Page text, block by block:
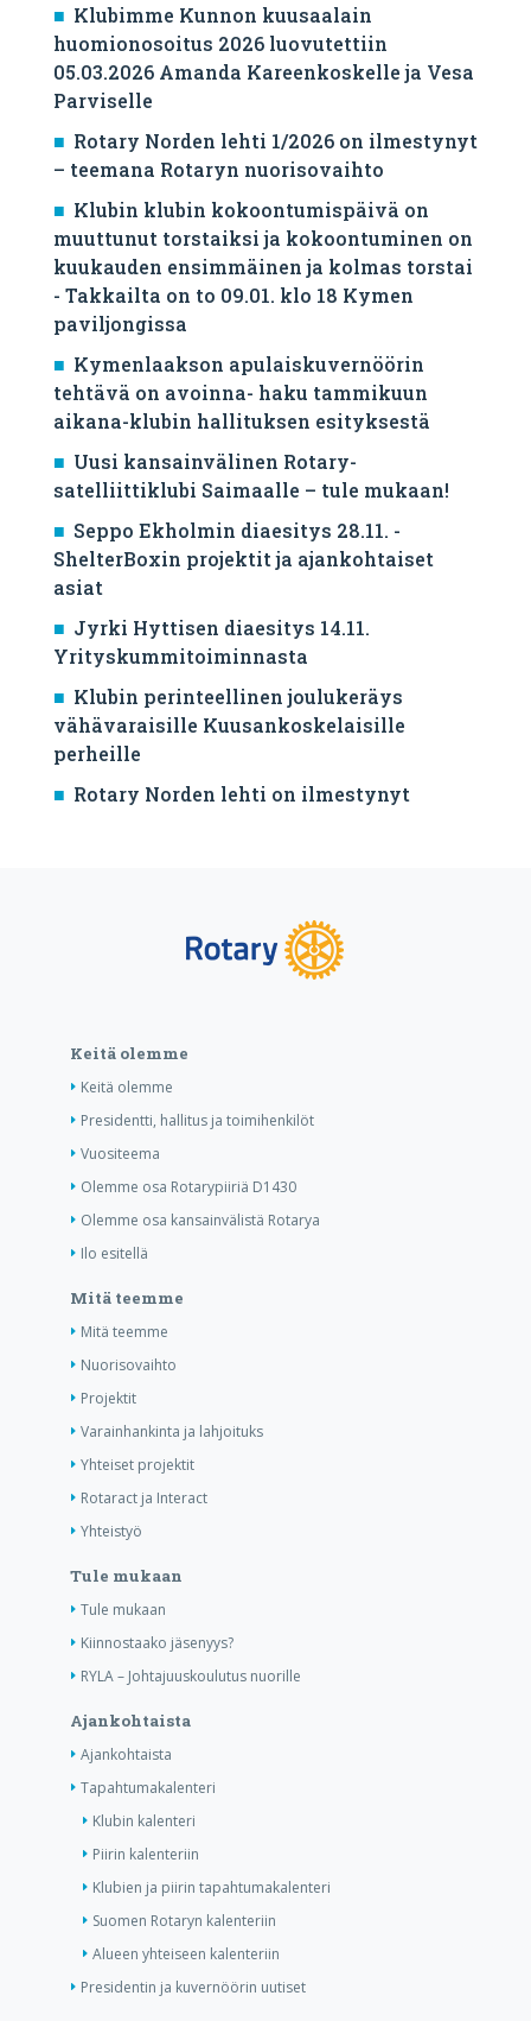
Klubimme Kunnon kuusaalain
huomionosoitus 2026 luovutettiin
05.03.2026 Amanda Kareenkoskelle ja Vesa
Parviselle
​Rotary Norden lehti 1/2026 on ilmestynyt
– teemana Rotaryn nuorisovaihto
Klubin klubin kokoontumispäivä on
muuttunut torstaiksi ja kokoontuminen on
kuukauden ensimmäinen ja kolmas torstai
- Takkailta on to 09.01. klo 18 Kymen
paviljongissa
Kymenlaakson apulaiskuvernöörin
tehtävä on avoinna- haku tammikuun
aikana-klubin hallituksen esityksestä
Uusi kansainvälinen Rotary-
satelliittiklubi Saimaalle – tule mukaan!
Seppo Ekholmin diaesitys 28.11. -
ShelterBoxin projektit ja ajankohtaiset
asiat
Jyrki Hyttisen diaesitys 14.11.
Yrityskummitoiminnasta
Klubin perinteellinen joulukeräys
vähävaraisille Kuusankoskelaisille
perheille
Rotary Norden lehti on ilmestynyt
Keitä olemme
Keitä olemme
Presidentti, hallitus ja toimihenkilöt
Vuositeema
Olemme osa Rotarypiiriä D1430
Olemme osa kansainvälistä Rotarya
Ilo esitellä
Mitä teemme
Mitä teemme
Nuorisovaihto
Projektit
Varainhankinta ja lahjoituks
Yhteiset projektit
Rotaract ja Interact
Yhteistyö
Tule mukaan
Tule mukaan
Kiinnostaako jäsenyys?
RYLA – Johtajuuskoulutus nuorille
Ajankohtaista
Ajankohtaista
Tapahtumakalenteri
Klubin kalenteri
Piirin kalenteriin
Klubien ja piirin tapahtumakalenteri
Suomen Rotaryn kalenteriin
Alueen yhteiseen kalenteriin
Presidentin ja kuvernöörin uutiset